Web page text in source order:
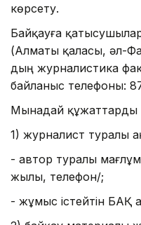
көрсету.
Байқауға
(Алматы қаласы, әл-
дың журналистика
байланыс телефоны:
Мынадай құжаттарды
1) журналист туралы
- автор туралы
жылы, телефон/;
- жұмыс істейтін БАҚ